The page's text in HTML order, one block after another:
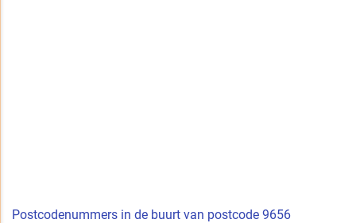
Postcodenummers in de buurt van postcode 9656